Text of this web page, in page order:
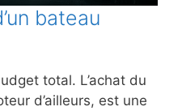
bateau
total. L’achat du
d’ailleurs, est une